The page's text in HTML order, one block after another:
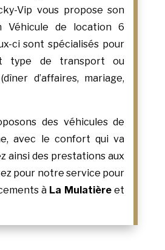
Vip vous propose son
Véhicule de location 6
ci sont spécialisés pour
type de transport ou
d’affaires, mariage,
des véhicules de
avec le confort qui va
ainsi des prestations aux
pour notre service pour
à La Mulatièreet